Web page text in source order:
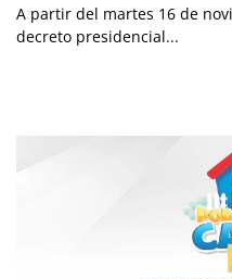
A partir del martes 16 de
decreto presidencial...